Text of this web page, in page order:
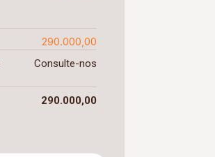
290.000,00
Consulte-nos
290.000,00